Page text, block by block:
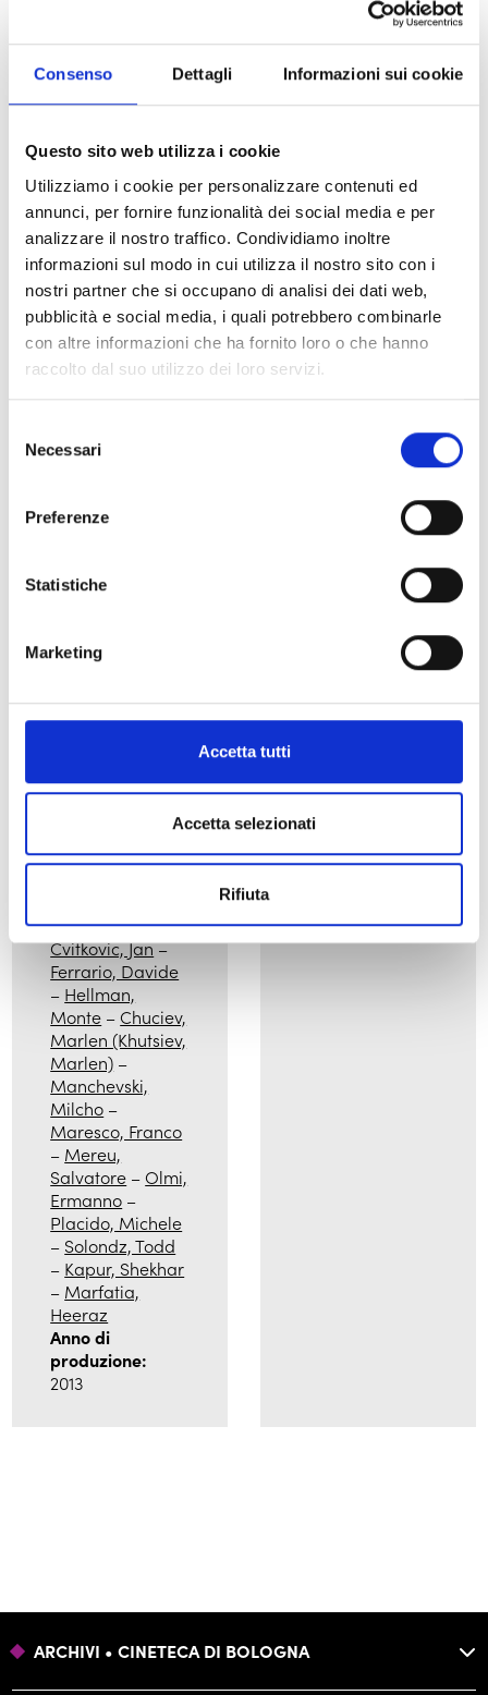
Consenso Dettagli Informazioni sui cookie
Questo sito web utilizza i cookie
Utilizziamo i cookie per personalizzare contenuti ed
annunci, per fornire funzionalità dei social media e per
analizzare il nostro traffico. Condividiamo inoltre
informazioni sul modo in cui utilizza il nostro sito con i
nostri partner che si occupano di analisi dei dati web,
pubblicità e social media, i quali potrebbero combinarle
con altre informazioni che ha fornito loro o che hanno
raccolto dal suo utilizzo dei loro servizi.
delNecessari
Preferenze
Statistiche
Marketing
Accetta tutti
Accetta selezionati
Rifiuta
–Mendoza,
Brillante–
Naderi, Amir–
Pereda, Nicol?s –
Piavoli, Franco–
Piccioni,
Giuseppe– Reitz,
Edgar–
Rodrigues, Jo?o
Pedro – Salles,
Walter–
Schrader, Paul–
Seidl, Ulrich–
Sono, Sion
Tamasese, Tusi
Tsangari, Athina
Shinya
Bing–
Wonder, Andrew
Krzysztof–A?
Bernardo–
Cvitkovic, Jan–
Ferrario, Davide
– Hellman,
Monte –Chuciev,
Marlen (Khutsiev,
Marlen) –
Manchevski,
Milcho –
Maresco, Franco
– Mereu,
Salvatore –Olmi,
Ermanno –
Placido, Michele
– Solondz, Todd
– Kapur, Shekhar
– Marfatia,
Heeraz
Anno di
produzione:
2013
ARCHIVI • CINETECA DI BOLOGNA